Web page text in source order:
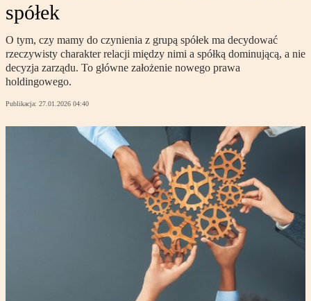
spółek
O tym, czy mamy do czynienia z grupą spółek ma decydować
rzeczywisty charakter relacji między nimi a spółką dominującą, a nie
decyzja zarządu. To główne założenie nowego prawa
holdingowego.
Publikacja: 27.01.2026 04:40